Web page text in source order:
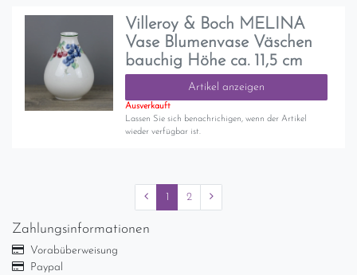
Villeroy & Boch MELINA
Vase Blumenvase Väschen
bauchig Höhe ca. 11,5 cm
Artikel anzeigen
Ausverkauft
Lassen Sie sich benachrichigen, wenn der Artikel
wieder verfügbar ist.
1 2
Zahlungsinformationen
Vorabüberweisung
Paypal